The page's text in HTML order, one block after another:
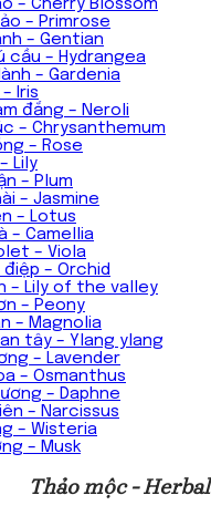
– Cherry Blossom
– Primrose
– Gentian
cầu – Hydrangea
– Gardenia
Iris
đắng – Neroli
– Chrysanthemum
– Rose
Lily
– Plum
– Jasmine
– Lotus
– Camellia
– Viola
điệp – Orchid
– Lily of the valley
– Peony
– Magnolia
tây – Ylang ylang
– Lavender
– Osmanthus
– Daphne
– Narcissus
– Wisteria
– Musk
Thảo mộc - Herbal